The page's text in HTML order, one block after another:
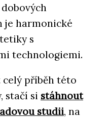
je harmonické
s
technologiemi.
celý příběh této
stačí si stáhnout
studii, na